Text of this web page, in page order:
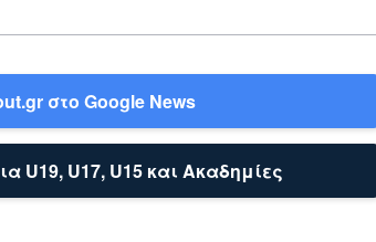
στο Google News
U19, U17, U15 και Ακαδημίες